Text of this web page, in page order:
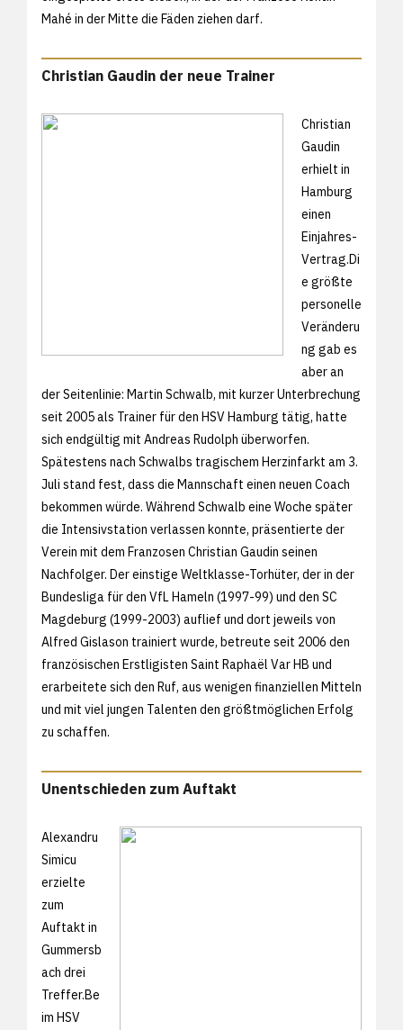
Mahé in der Mitte die Fäden ziehen darf.
Christian Gaudin der neue Trainer
Christian
Gaudin
erhielt in
Hamburg
einen
Einjahres-
Vertrag.Di
e größte
personelle
Veränderu
ng gab es
aber an
der Seitenlinie: Martin Schwalb, mit kurzer Unterbrechung
seit 2005 als Trainer für den HSV Hamburg tätig, hatte
sich endgültig mit Andreas Rudolph überworfen.
Spätestens nach Schwalbs tragischem Herzinfarkt am 3.
Juli stand fest, dass die Mannschaft einen neuen Coach
bekommen würde. Während Schwalb eine Woche später
die Intensivstation verlassen konnte, präsentierte der
Verein mit dem Franzosen Christian Gaudin seinen
Nachfolger. Der einstige Weltklasse-Torhüter, der in der
Bundesliga für den VfL Hameln (1997-99) und den SC
Magdeburg (1999-2003) auflief und dort jeweils von
Alfred Gislason trainiert wurde, betreute seit 2006 den
französischen Erstligisten Saint Raphaël Var HB und
erarbeitete sich den Ruf, aus wenigen finanziellen Mitteln
und mit viel jungen Talenten den größtmöglichen Erfolg
zu schaffen.
Unentschieden zum Auftakt
Alexandru
Simicu
erzielte
zum
Auftakt in
Gummersb
ach drei
Treffer.Be
im HSV